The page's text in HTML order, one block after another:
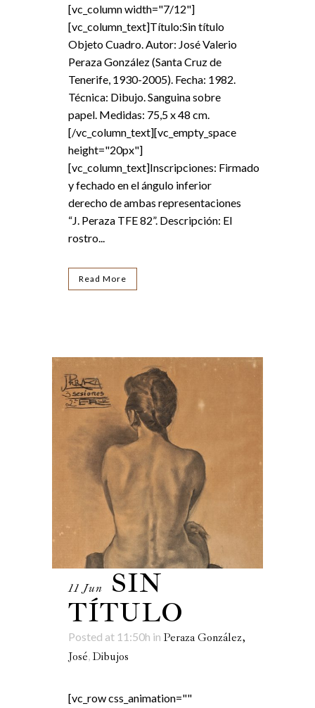
[vc_column width="7/12"]
[vc_column_text]Título:Sin título
Objeto Cuadro. Autor: José Valerio
Peraza González (Santa Cruz de
Tenerife, 1930-2005). Fecha: 1982.
Técnica: Dibujo. Sanguina sobre
papel. Medidas: 75,5 x 48 cm.
[/vc_column_text][vc_empty_space
height="20px"]
[vc_column_text]Inscripciones: Firmado
y fechado en el ángulo inferior
derecho de ambas representaciones
“J. Peraza TFE 82”. Descripción: El
rostro...
Read More
11 Jun
SIN
TÍTULO
Posted at 11:50h in Peraza González,
José, Dibujos
[vc_row css_animation=""